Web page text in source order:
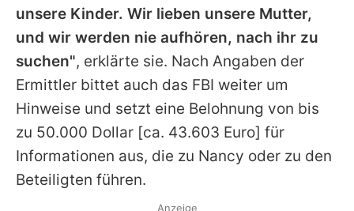
unsere Kinder. Wir lieben unsere Mutter,
und wir werden nie aufhören, nach ihr zu
suchen", erklärte sie. Nach Angaben der
Ermittler bittet auch das FBI weiter um
Hinweise und setzt eine Belohnung von bis
zu 50.000 Dollar [ca. 43.603 Euro] für
Informationen aus, die zu Nancy oder zu den
Beteiligten führen.
Anzeige